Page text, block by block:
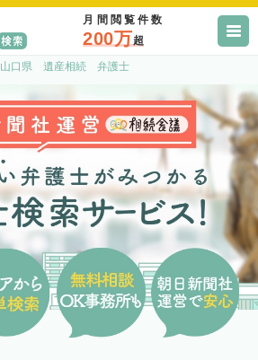
月間閲覧件数
200万超
山口県 遺産相続 弁護士